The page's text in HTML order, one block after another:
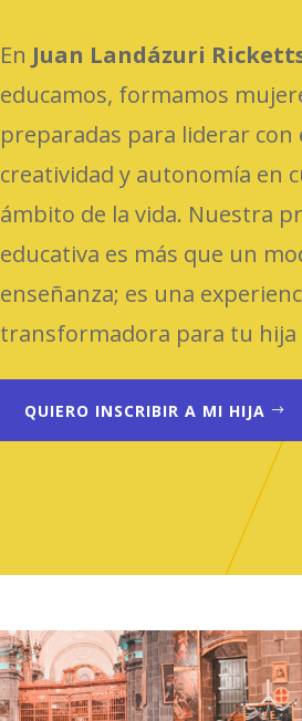
En Juan Landázuri
educamos, formamos
preparadas para liderar con
creatividad y autonomía en
ámbito de la vida. Nuestra
educativa es más que un
enseñanza; es una
transformadora para tu
QUIERO INSCRIBIR A MI HIJA